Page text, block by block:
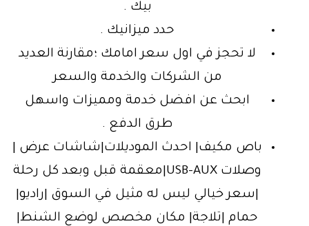
بيك .
حدد ميزانيك .
لا تحجز في اول سعر امامك ؛مقارنة العديد
من الشركات والخدمة والسعر
ابحث عن افضل خدمة ومميزات واسهل
طرق الدفع .
باص مكيف| احدث الموديلات|شاشات عرض |
وصلات USB-AUX|معقمة قبل وبعد كل رحلة
|سعر خيالي ليس له مثيل في السوق |راديو|
حمام |تلاجة| مكان مخصص لوضع الشنط|